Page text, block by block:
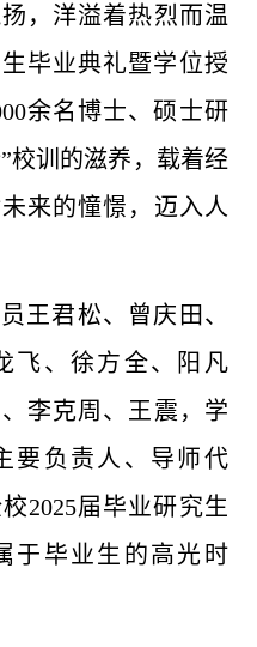
，洋溢着热烈而温
毕业典礼暨学位授
余名博士、硕士研
校训的滋养，载着经
来的憧憬，迈入人
王君松、曾庆田、
飞、徐方全、阳凡
李克周、王震，学
要负责人、导师代
2025届毕业研究生
于毕业生的高光时